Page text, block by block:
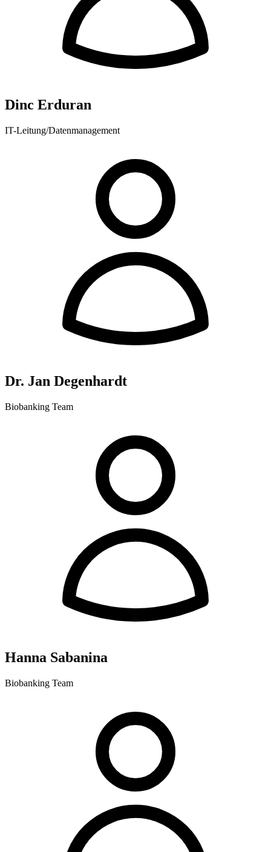
Dinc Erduran
IT-Leitung/Datenmanagement
Dr. Jan Degenhardt
Biobanking Team
Hanna Sabanina
Biobanking Team